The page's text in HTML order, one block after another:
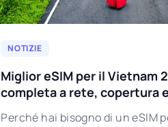
NOTIZIE
Miglior eSIM per il Vietnam
completa a rete, copertura e
configurazione
Perché hai bisogno di un eSIM